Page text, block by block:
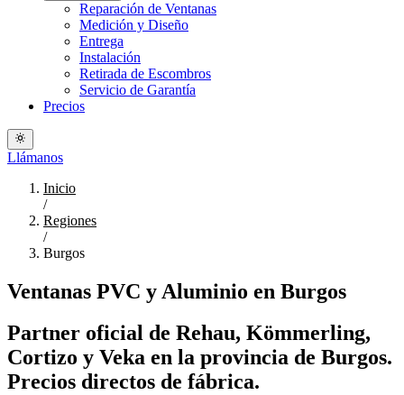
Reparación de Ventanas
Medición y Diseño
Entrega
Instalación
Retirada de Escombros
Servicio de Garantía
Precios
Llámanos
Inicio
/
Regiones
/
Burgos
Ventanas PVC y Aluminio en Burgos
Partner oficial de Rehau, Kömmerling,
Cortizo y Veka en la provincia de Burgos.
Precios directos de fábrica.